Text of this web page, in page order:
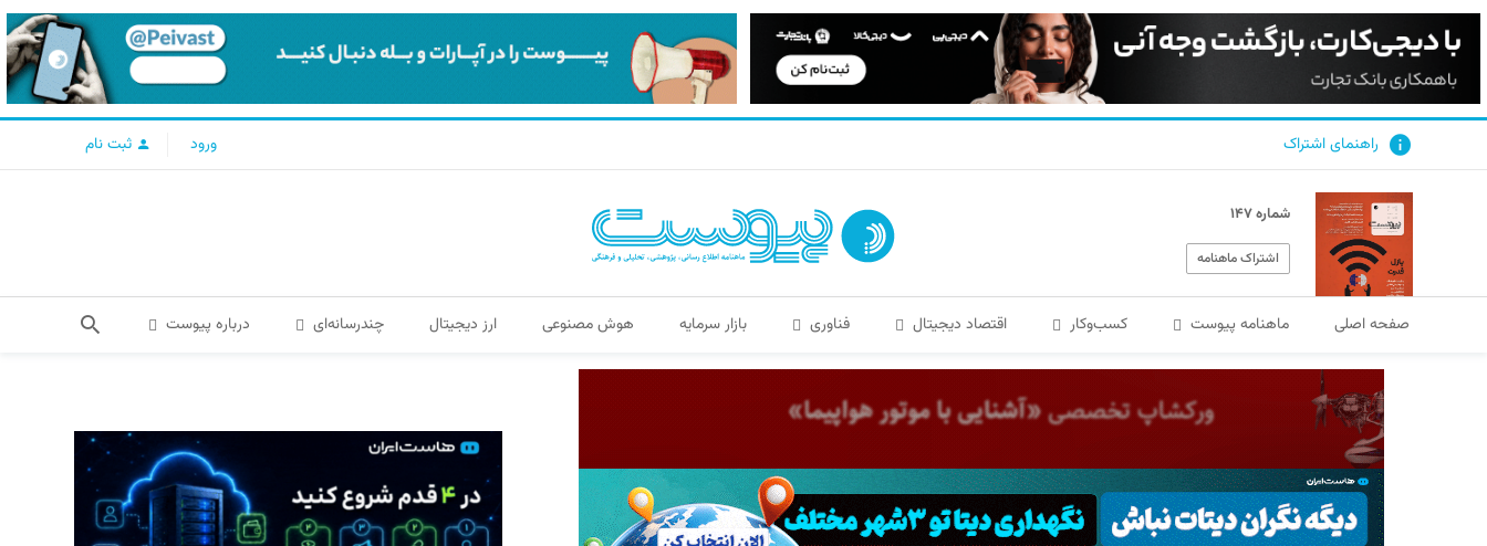
راهنمای اشتراک ورود ثبت نام
شماره ۱۴۷
اشتراک ماهنامه
صفحه اصلی ماهنامه پیوست کسب‌و‌کار اقتصاد دیجیتال فناوری بازار سرمایه هوش مصنوعی ارز دیجیتال چندرسانه‌ای درباره پیوست